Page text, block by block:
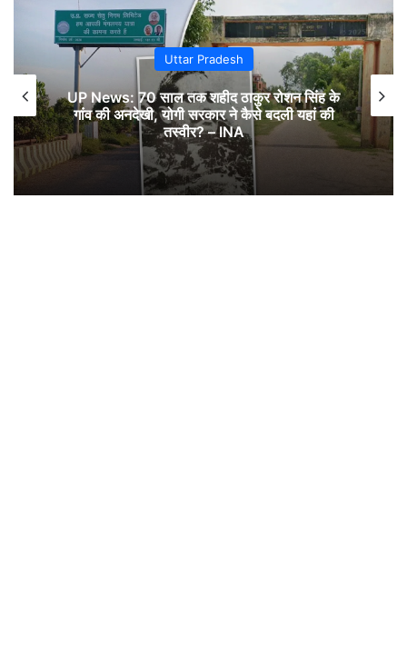
Uttar Pradesh
UP News: 70 साल तक शहीद ठाकुर रोशन सिंह के
गांव की अनदेखी, योगी सरकार ने कैसे बदली यहां की
तस्वीर? – INA